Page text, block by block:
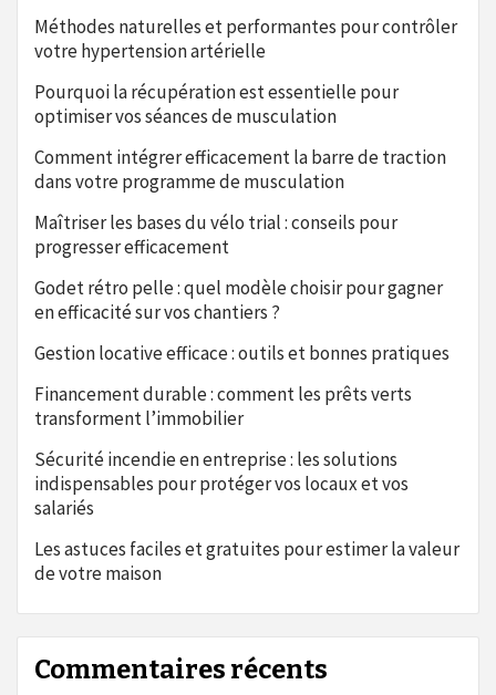
Méthodes naturelles et performantes pour contrôler
votre hypertension artérielle
Pourquoi la récupération est essentielle pour
optimiser vos séances de musculation
Comment intégrer efficacement la barre de traction
dans votre programme de musculation
Maîtriser les bases du vélo trial : conseils pour
progresser efficacement
Godet rétro pelle : quel modèle choisir pour gagner
en efficacité sur vos chantiers ?
Gestion locative efficace : outils et bonnes pratiques
Financement durable : comment les prêts verts
transforment l’immobilier
Sécurité incendie en entreprise : les solutions
indispensables pour protéger vos locaux et vos
salariés
Les astuces faciles et gratuites pour estimer la valeur
de votre maison
Commentaires récents